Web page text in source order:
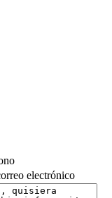
electrónico